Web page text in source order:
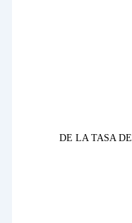
DELA TASA DE